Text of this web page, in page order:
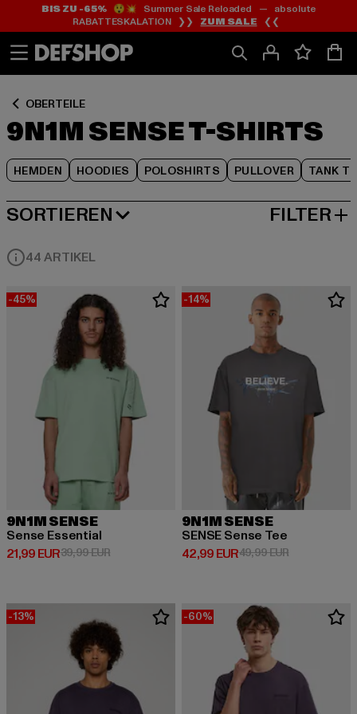
Zum
Inhalt
springen
Zum
Fußzeile
springen
BIS ZU -65%😲💥 Summer Sale Reloaded — absolute
RABATTESKALATION ❯❯ ZUM SALE ❮❮
OBERTEILE
9N1M SENSE T-SHIRTS
HEMDEN HOODIES POLOSHIRTS PULLOVER TANK
Zum
Produktraster
springen
SORTIEREN
BELIEBTESTE FILTER
44 ARTIKEL
-45%
9N1M SENSE
Sense Essential
21,99 EUR
Derzeitiger Preis: 21,99 EUR
39,99 EURAktionspreis: 39,99 EUR
-14%
9N1M SENSE
SENSE Sense Tee
42,99 EUR
Derzeitiger Preis: 42,99 EUR
49,99 EURAktionspreis:
-13% -60%